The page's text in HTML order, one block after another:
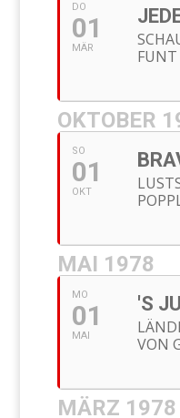
DO
01
MÄR
FUNT
OKTOBER
SO
01
OKT
MAI 1978
MO
01
MAI
'S
VON
MÄRZ 1978